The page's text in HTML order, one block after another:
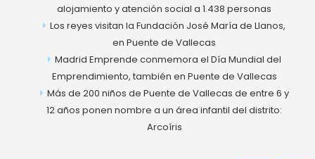
alojamiento y atención social a 1.438 personas
Los reyes visitan la Fundación José María de Llanos,
en Puente de Vallecas
Madrid Emprende conmemora el Día Mundial del
Emprendimiento, también en Puente de Vallecas
Más de 200 niños de Puente de Vallecas de entre 6 y
12 años ponen nombre a un área infantil del distrito:
Arcoíris